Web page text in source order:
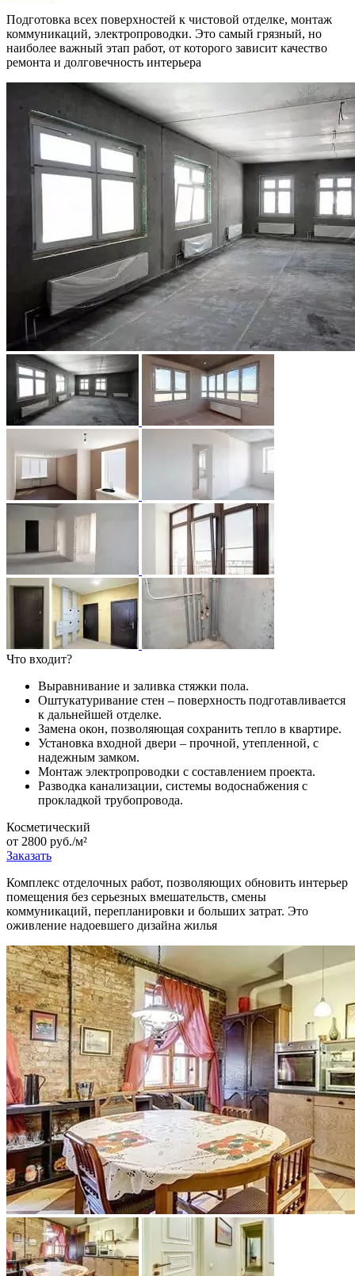
Подготовка всех поверхностей к чистовой отделке, монтаж
коммуникаций, электропроводки. Это самый грязный, но
наиболее важный этап работ, от которого зависит качество
ремонта и долговечность интерьера
Что входит?
Выравнивание и заливка стяжки пола.
Оштукатуривание стен – поверхность подготавливается
к дальнейшей отделке.
Замена окон, позволяющая сохранить тепло в квартире.
Установка входной двери – прочной, утепленной, с
надежным замком.
Монтаж электропроводки с составлением проекта.
Разводка канализации, системы водоснабжения с
прокладкой трубопровода.
Косметический
от 2800 руб./м²
Заказать
Комплекс отделочных работ, позволяющих обновить интерьер
помещения без серьезных вмешательств, смены
коммуникаций, перепланировки и больших затрат. Это
оживление надоевшего дизайна жилья